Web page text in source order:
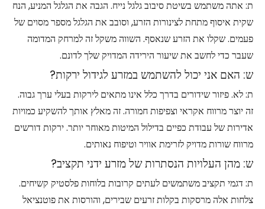
ת: אתה משתמש בשיטת סיבוב גלגל נייח. הגבה את הגלגל המניע, הנח
שקית איסוף מתחת לצינורות הזרע, וסובב את הגלגל מספר מסוים של
פעמים. שקלו את הזרע שנאסף. השווה משקל זה למרחק המדומה
שעבר כדי לחשב את שיעור הירידה המדויק שלך לדונם.
ש: האם אני יכול להשתמש במזרע לגידול ירקות?
ת: לא. פיזור שידורים בדרך כלל אינו מתאים לירקות בעלי ערך גבוה.
זה יוצר מרווח אקראי וצפיפות חמורה. זה מאלץ אותך להשקיע כמויות
אדירות של עבודת כפיים בדילול המיטות מאוחר יותר. ירקות דורשים
מרווח שורות מדויק לזרימת אוויר וטיפוח נאותים.
ש: מהן העלויות הנסתרות של מזרע ידני תקציב?
ת: דגמי תקציב משתמשים לעתים קרובות בלוחות פלסטיק קשיחים.
צלחות אלה מרסקות בקלות זרעים שבירים, והורסות את פוטנציאל